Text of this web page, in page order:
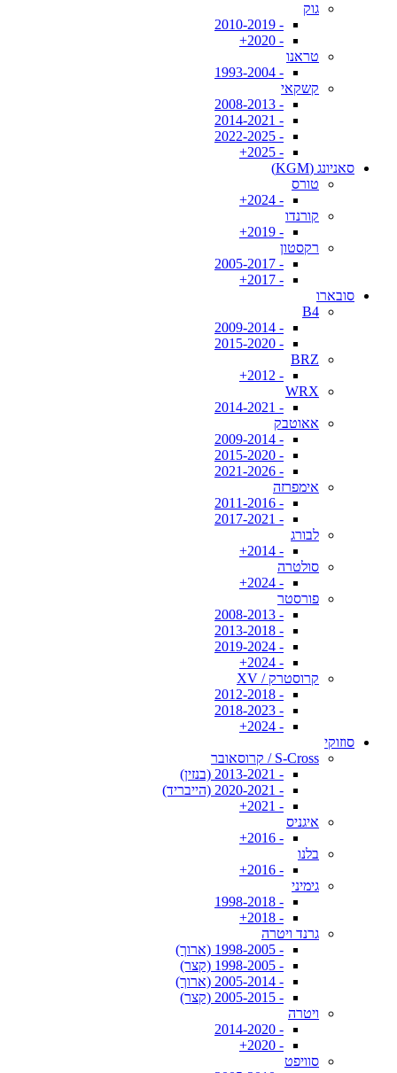
גוק
- 2010-2019
- 2020+
טראנו
- 1993-2004
קשקאי
- 2008-2013
- 2014-2021
- 2022-2025
- 2025+
סאניונג (KGM)
טורס
- 2024+
קורנדו
- 2019+
רקסטון
- 2005-2017
- 2017+
סובארו
B4
- 2009-2014
- 2015-2020
BRZ
- 2012+
WRX
- 2014-2021
אאוטבק
- 2009-2014
- 2015-2020
- 2021-2026
אימפרזה
- 2011-2016
- 2017-2021
לבורג
- 2014+
סולטרה
- 2024+
פורסטר
- 2008-2013
- 2013-2018
- 2019-2024
- 2024+
קרוסטרק / XV
- 2012-2018
- 2018-2023
- 2024+
סוזוקי
S-Cross / קרוסאובר
- 2013-2021 (בנזין)
- 2020-2021 (הייבריד)
- 2021+
איגניס
- 2016+
בלנו
- 2016+
גימיני
- 1998-2018
- 2018+
גרנד ויטרה
- 1998-2005 (ארוך)
- 1998-2005 (קצר)
- 2005-2014 (ארוך)
- 2005-2015 (קצר)
ויטרה
- 2014-2020
- 2020+
סוויפט